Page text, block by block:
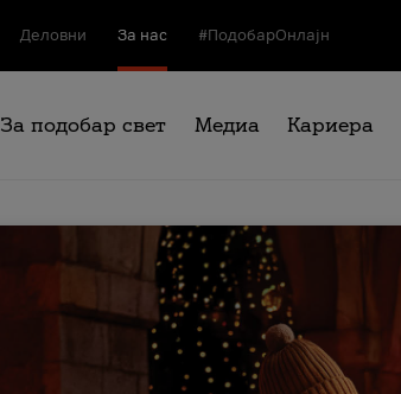
Деловни За нас #ПодобарОнлајн
За подобар свет Медиа Кариера